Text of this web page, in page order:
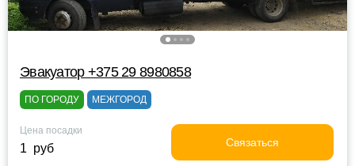
Эвакуатор +375 29 8980858
ПО ГОРОДУ МЕЖГОРОД
Цена посадки
1 руб Связаться